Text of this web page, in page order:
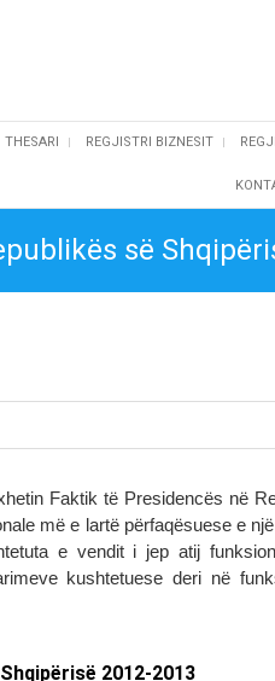
THESARI REGJISTRI BIZNESIT
së
Faktik të Presidencës në
më e lartë përfaqësuese e
e vendit i jep atij
kushtetuese deri në